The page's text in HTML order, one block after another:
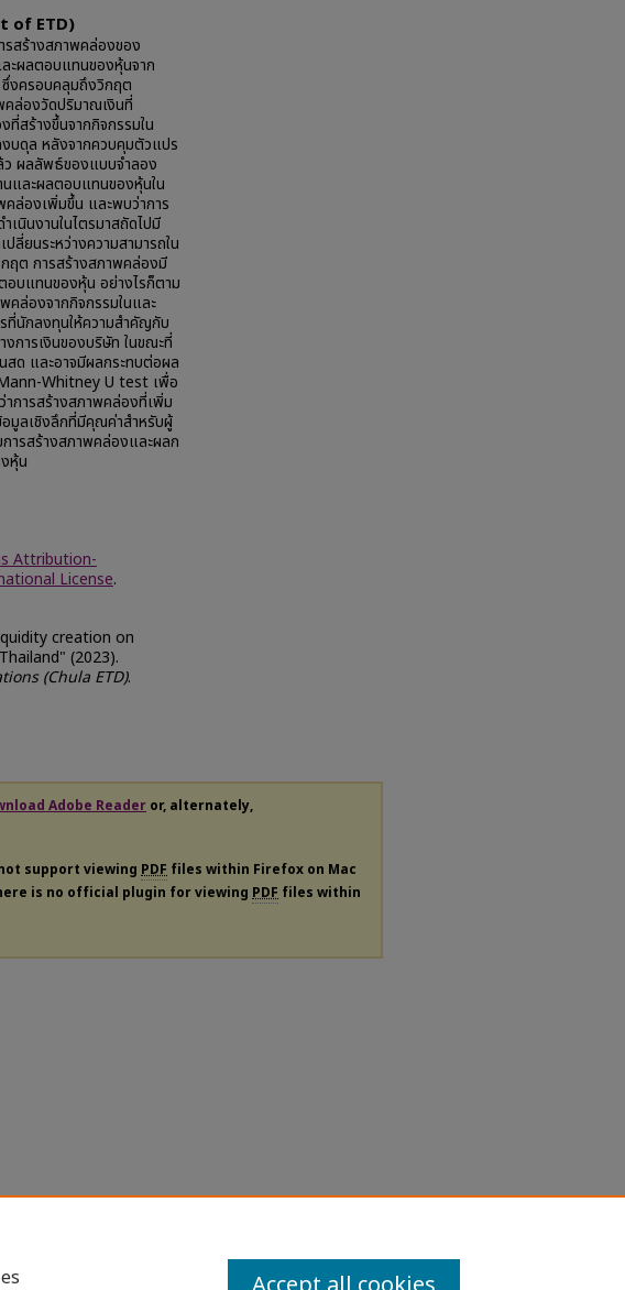
of ETD)
รสร้างสภาพคล่องของ
ะผลตอบแทนของหุ้นจาก
งครอบคลุมถึงวิกฤต
คล่องวัดปริมาณเงินที่
สร้างขึ้นจากกิจกรรมใน
บดุล หลังจากควบคุมตัวแปร
ว ผลลัพธ์ของแบบจำลอง
และผลตอบแทนของหุ้นใน
คล่องเพิ่มขึ้น และพบว่าการ
นินงานในไตรมาสถัดไปมี
ยนระหว่างความสามารถใน
กฤต การสร้างสภาพคล่องมี
อบแทนของหุ้น อย่างไรก็ตาม
ล่องจากกิจกรรมในและ
ที่นักลงทุนให้ความสำคัญกับ
การเงินของบริษัท ในขณะที่
สด และอาจมีผลกระทบต่อผล
Whitney U test เพื่อ
การสร้างสภาพคล่องที่เพิ่ม
มูลเชิงลึกที่มีคุณค่าสำหรับผู้
ารสร้างสภาพคล่องและผลก
หุ้น
Attribution-
License.
creation on
(2023).
(Chula ETD).
Adobe Reader or, alternately,
support viewing PDF files within Firefox on Mac
is no official plugin for viewing PDF files within